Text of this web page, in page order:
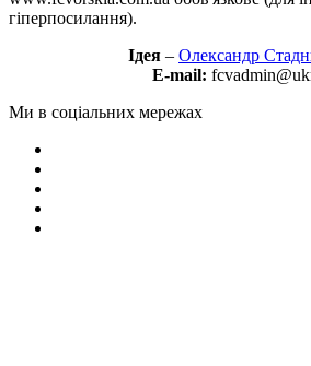
гіперпосилання).
Ідея – Олександр
E-mail:
Ми в соціальних мережах